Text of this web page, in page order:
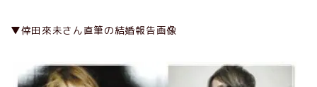
▼倖田來未さん直筆の結婚報告画像